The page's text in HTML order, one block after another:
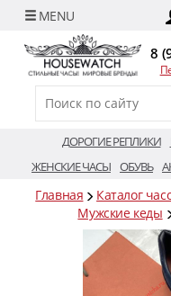
8
ДОРОГИЕ РЕПЛИКИ
ЖЕНСКИЕ ЧАСЫ ОБУВЬ
Главная Каталог
Мужские кеды